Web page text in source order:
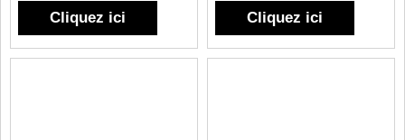
Cliquez ici Cliquez ici